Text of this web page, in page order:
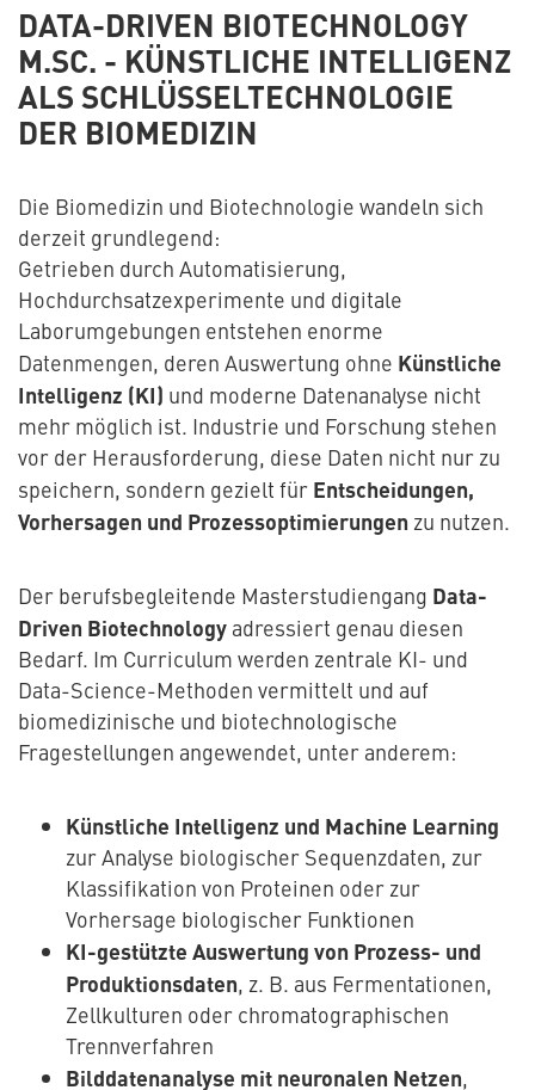
DATA-DRIVEN BIOTECHNOLOGY
M.SC. - KÜNSTLICHE INTELLIGENZ
ALS SCHLÜSSELTECHNOLOGIE
DER BIOMEDIZIN
Die Biomedizin und Biotechnologie wandeln sich
derzeit grundlegend:
Getrieben durch Automatisierung,
Hochdurchsatzexperimente und digitale
Laborumgebungen entstehen enorme
Datenmengen, deren Auswertung ohne Künstliche
Intelligenz (KI) und moderne Datenanalyse nicht
mehr möglich ist. Industrie und Forschung stehen
vor der Herausforderung, diese Daten nicht nur zu
speichern, sondern gezielt für Entscheidungen,
Vorhersagen und Prozessoptimierungen zu nutzen.
Der berufsbegleitende Masterstudiengang Data-
Driven Biotechnology adressiert genau diesen
Bedarf. Im Curriculum werden zentrale KI- und
Data-Science-Methoden vermittelt und auf
biomedizinische und biotechnologische
Fragestellungen angewendet, unter anderem:
Künstliche Intelligenz und Machine Learning
zur Analyse biologischer Sequenzdaten, zur
Klassifikation von Proteinen oder zur
Vorhersage biologischer Funktionen
KI-gestützte Auswertung von Prozess- und
Produktionsdaten, z. B. aus Fermentationen,
Zellkulturen oder chromatographischen
Trennverfahren
Bilddatenanalyse mit neuronalen Netzen,